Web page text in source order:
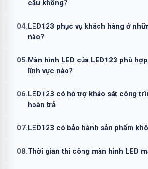
cầu không?
04.LED123 phục vụ khách hàng ở
nào?
05.Màn hình LED của LED123 phù
lĩnh vực nào?
06.LED123 có hỗ trợ khảo sát công
hoàn trả
07.LED123 có bảo hành sản phẩm
08.Thời gian thi công màn hình LED